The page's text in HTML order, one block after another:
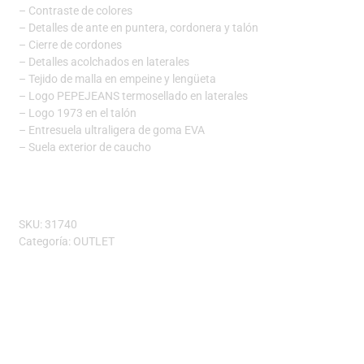
– Contraste de colores
– Detalles de ante en puntera, cordonera y talón
– Cierre de cordones
– Detalles acolchados en laterales
– Tejido de malla en empeine y lengüeta
– Logo PEPEJEANS termosellado en laterales
– Logo 1973 en el talón
– Entresuela ultraligera de goma EVA
– Suela exterior de caucho
SKU: 31740
Categoría: OUTLET